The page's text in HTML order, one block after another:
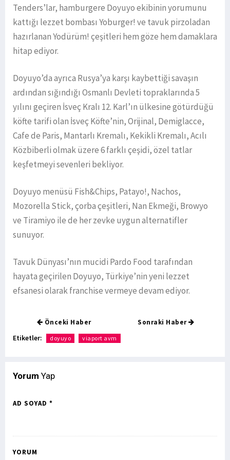
Tenders’lar, hamburgere Doyuyo ekibinin yorumunu
kattığı lezzet bombası Yoburger! ve tavuk pirzoladan
hazırlanan Yodürüm! çeşitleri hem göze hem damaklara
hitap ediyor.
Doyuyo’da ayrıca Rusya’ya karşı kaybettiği savaşın
ardından sığındığı Osmanlı Devleti topraklarında 5
yılını geçiren İsveç Kralı 12. Karl’ın ülkesine götürdüğü
köfte tarifi olan İsveç Köfte’nin, Orijinal, Demiglacce,
Cafe de Paris, Mantarlı Kremalı, Kekikli Kremalı, Acılı
Közbiberli olmak üzere 6 farklı çeşidi, özel tatlar
keşfetmeyi sevenleri bekliyor.
Doyuyo menüsü Fish&Chips, Patayo!, Nachos,
Mozorella Stick, çorba çeşitleri, Nan Ekmeği, Browyo
ve Tiramiyo ile de her zevke uygun alternatifler
sunuyor.
Tavuk Dünyası’nın mucidi Pardo Food tarafından
hayata geçirilen Doyuyo, Türkiye’nin yeni lezzet
efsanesi olarak franchise vermeye devam ediyor.
Önceki Haber Sonraki Haber
Etiketler: doyuyo viaport avm
Yorum Yap
AD SOYAD *
YORUM